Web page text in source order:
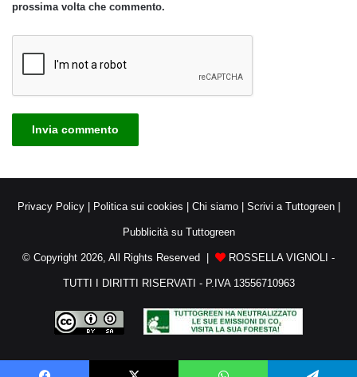
prossima volta che commento.
Privacy Policy| Politica sui cookies Chi siamo| Scrivi a Tuttogreen|
Pubblicità su Tuttogreen
© Copyright 2026, All Rights Reserved | ROSSELLA VIGNOLI -
TUTTI I DIRITTI RISERVATI - P.IVA 13556710963